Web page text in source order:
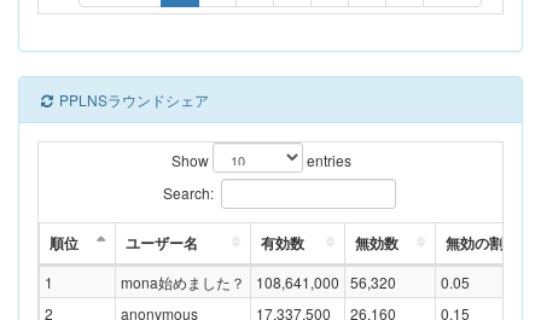
PPLNSラウンドシェア
Show
entries
Search:
順位 ユーザー名 有効数 無効数 無効の割合(%)
1 mona始めました？ 108,641,000 56,320
0.05
2
anonymous 17,337,500 26,160 0.15